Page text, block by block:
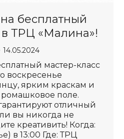
бесплатный
в ТРЦ «Малина»!
14.05.2024
мастер-класс
воскресенье
ярким краскам и
поле.
отличный
вы никогда не
креативить! Когда:
в 13:00 Где: ТРЦ